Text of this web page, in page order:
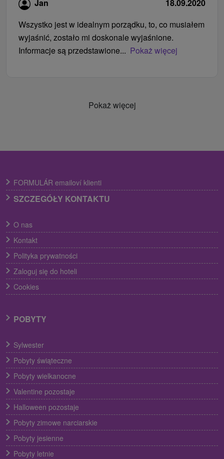
Jan
18.09.2020
Wszystko jest w idealnym porządku, to, co musiałem
wyjaśnić, zostało mi doskonale wyjaśnione.
Informacje są przedstawione... Pokaż więcej
Pokaż więcej
FORMULÁR emailoví klienti
SZCZEGÓŁY KONTAKTU
O nas
Kontakt
Polityka prywatności
Zaloguj się do hoteli
Cookies
POBYTY
Sylwester
Pobyty świąteczne
Pobyty wielkanocne
Valentine pozostaje
Halloween pozostaje
Pobyty zimowe narciarskie
Pobyty jesienne
Pobyty letnie